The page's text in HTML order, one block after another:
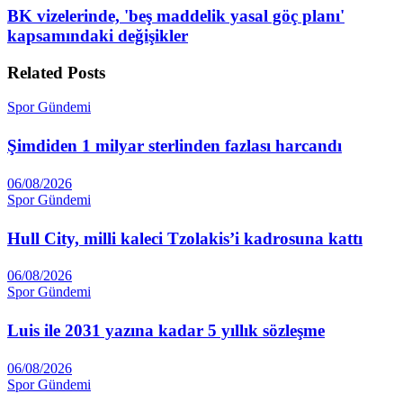
BK vizelerinde, 'beş maddelik yasal göç planı'
kapsamındaki değişikler
Related Posts
Spor Gündemi
Şimdiden 1 milyar sterlinden fazlası harcandı
06/08/2026
Spor Gündemi
Hull City, milli kaleci Tzolakis’i kadrosuna kattı
06/08/2026
Spor Gündemi
Luis ile 2031 yazına kadar 5 yıllık sözleşme
06/08/2026
Spor Gündemi